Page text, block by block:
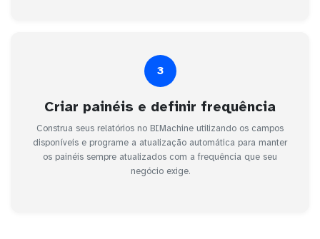
3
Criar painéis e definir frequência
Construa seus relatórios no BIMachine utilizando os campos
disponíveis e programe a atualização automática para manter
os painéis sempre atualizados com a frequência que seu
negócio exige.